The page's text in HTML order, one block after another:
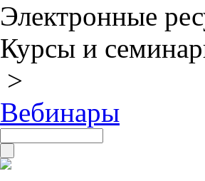
Электронные
Курсы и
>
Вебинары